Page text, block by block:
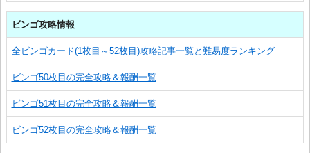
ビンゴ攻略情報
全ビンゴカード(1枚目～52枚目)攻略記事一覧と難易度ランキング
ビンゴ50枚目の完全攻略＆報酬一覧
ビンゴ51枚目の完全攻略＆報酬一覧
ビンゴ52枚目の完全攻略＆報酬一覧